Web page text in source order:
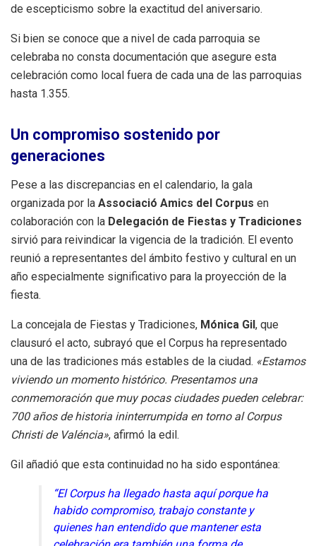
de escepticismo sobre la exactitud del aniversario.
Si bien se conoce que a nivel de cada parroquia se
celebraba no consta documentación que asegure esta
celebración como local fuera de cada una de las parroquias
hasta 1.355.
Un compromiso sostenido por
generaciones
Pese a las discrepancias en el calendario, la gala
organizada por la Associació Amics del Corpus en
colaboración con la Delegación de Fiestas y Tradiciones
sirvió para reivindicar la vigencia de la tradición. El evento
reunió a representantes del ámbito festivo y cultural en un
año especialmente significativo para la proyección de la
fiesta.
La concejala de Fiestas y Tradiciones, Mónica Gil , que
clausuró el acto, subrayó que el Corpus ha representado
una de las tradiciones más estables de la ciudad. «Estamos
viviendo un momento histórico. Presentamos una
conmemoración que muy pocas ciudades pueden celebrar:
700 años de historia ininterrumpida en torno al Corpus
Christi de Valéncia», afirmó la edil .
Gil añadió que esta continuidad no ha sido espontánea:
“El Corpus ha llegado hasta aquí porque ha
habido compromiso, trabajo constante y
quienes han entendido que mantener esta